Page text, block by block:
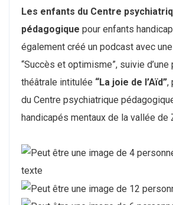
Les enfants du Centre
pédagogique pour enfants
également créé un podcast avec
“Succès et optimisme”, suivie
théâtrale intitulée “La joie de l’Aïd”,
du Centre psychiatrique
handicapés mentaux de la vallée de